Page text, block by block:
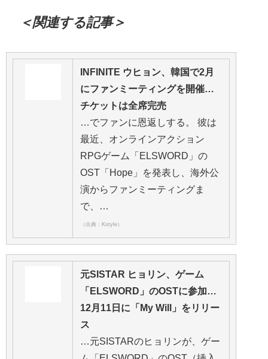
＜関連する記事＞
INFINITE ウヒョン、韓国で2月
にファンミーティングを開催…
チケットは全席完売
…でファンに恩返しする。 彼は
最近、オンラインアクション
RPGゲーム「ELSWORD」の
OST「Hope」を発表し、海外公
演からファンミーティングま
で、…
（出典：Kstyle）
元SISTAR ヒョリン、ゲーム
「ELSWORD」のOSTに参加…
12月11日に「My Will」をリリー
ス
…元SISTARのヒョリンが、ゲー